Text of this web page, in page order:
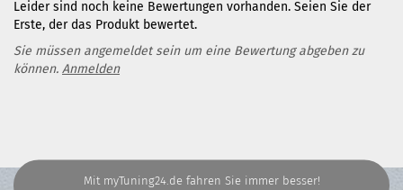
Leider sind noch keine Bewertungen vorhanden. Seien Sie der
Erste, der das Produkt bewertet.
Sie müssen angemeldet sein um eine Bewertung abgeben zu
können. Anmelden
Mit myTuning24.de fahren Sie immer besser!